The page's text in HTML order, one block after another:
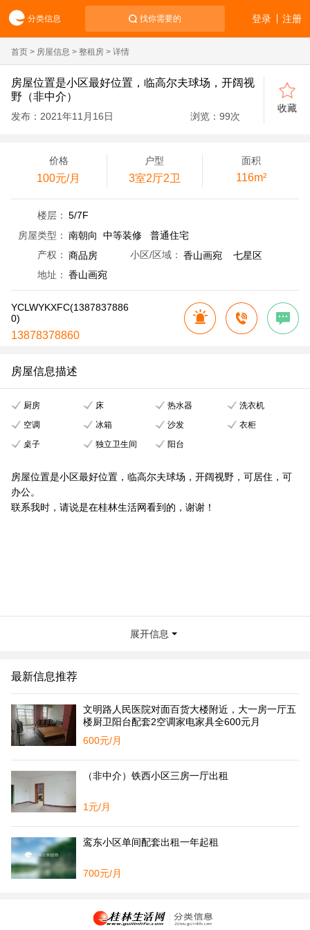
分类信息 找你需要的 注册
登录
首页 > 房屋信息 > 整租房 > 详情
房屋位置是小区最好位置，临高尔夫球场，开阔视
野（非中介）
发布：2021年11月16日 浏览： 99次
收藏
价格
100元/月
户型
3室2厅2卫
面积
116m²
楼层： 5/7F
房屋类型： 南朝向 中等装修 普通住宅
产权： 商品房 小区/区域： 香山画宛 七星区
地址： 香山画宛
YCLWYKXFC(1387837886
0)
13878378860
房屋信息描述
厨房 床 热水器
洗衣机
空调
冰箱 沙发
衣柜
桌子
独立卫生间 阳台
房屋位置是小区最好位置，临高尔夫球场，开阔视野，可居住，可
办公。
联系我时，请说是在桂林生活网看到的，谢谢！
展开信息
最新信息推荐
文明路人民医院对面百货大楼附近，大一房一厅五
楼厨卫阳台配套2空调家电家具全600元月
600元/月
（非中介）铁西小区三房一厅出租
1元/月
鸾东小区单间配套出租一年起租
700元/月